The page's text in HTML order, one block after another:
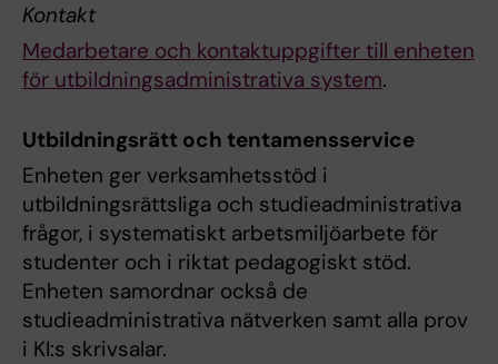
Kontakt
Medarbetare och kontaktuppgifter till enheten
för utbildningsadministrativa system.
Utbildningsrätt och tentamensservice
Enheten ger verksamhetsstöd i
utbildningsrättsliga och studieadministrativa
frågor, i systematiskt arbetsmiljöarbete för
studenter och i riktat pedagogiskt stöd.
Enheten samordnar också de
studieadministrativa nätverken samt alla prov
i KI:s skrivsalar.